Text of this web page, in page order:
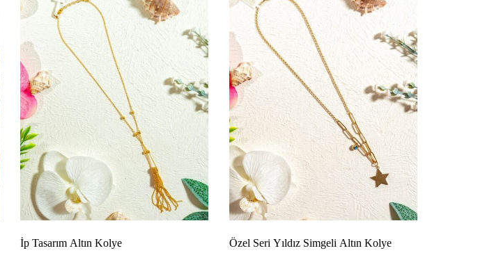
İp Tasarım Altın Kolye Özel Seri Yıldız Simgeli Altın Kolye